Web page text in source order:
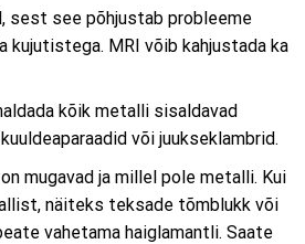
sest see põhjustab probleeme
kujutistega. MRI võib kahjustada ka
kõik metalli sisaldavad
või juukseklambrid.
mugavad ja millel pole metalli. Kui
näiteks teksade tõmblukk või
vahetama haiglamantli. Saate